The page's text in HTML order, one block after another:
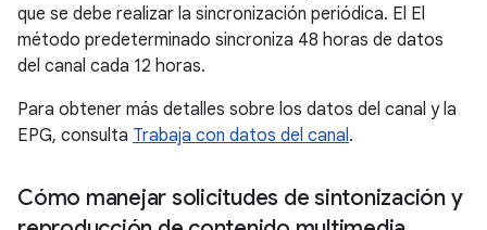
que se debe realizar la sincronización periódica. El El
método predeterminado sincroniza 48 horas de datos
del canal cada 12 horas.
Para obtener más detalles sobre los datos del canal y la
EPG, consulta Trabaja con datos del canal.
Cómo manejar solicitudes de sintonización y